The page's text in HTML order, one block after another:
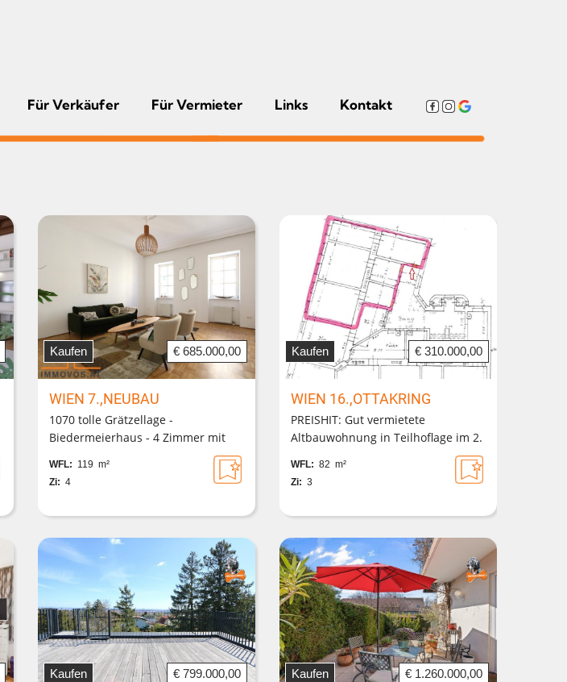
Für Verkäufer Für Vermieter Links Kontakt
Kaufen € 685.000,00
WIEN 7.,NEUBAU
1070 tolle Grätzellage -
Biedermeierhaus - 4 Zimmer mit
Renovierungsbedarf
WFL: 119 m²
Zi: 4
Kaufen € 310.000,00
WIEN 16.,OTTAKRING
PREISHIT: Gut vermietete
Altbauwohnung in Teilhoflage im 2.
Liftstock eines sanierten Altbaus
WFL: 82 m²
Zi: 3
Kaufen € 799.000,00 Kaufen € 1.260.000,00